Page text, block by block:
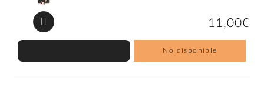
11,00€
No disponible